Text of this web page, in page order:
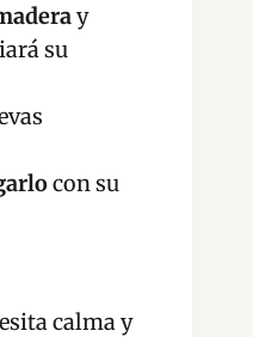
y
su
con su
calma y